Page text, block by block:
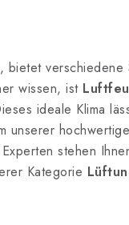
, bietet verschiedene
wissen, ist
ideale Klima
unserer
stehen
Kategorie